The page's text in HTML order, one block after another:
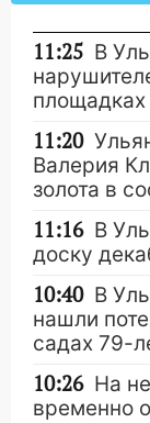
11:25 В
площадках
11:20
Валерия
золота в
11:16 В
доску
10:40 В
нашли
садах 79-
10:26 На
временно